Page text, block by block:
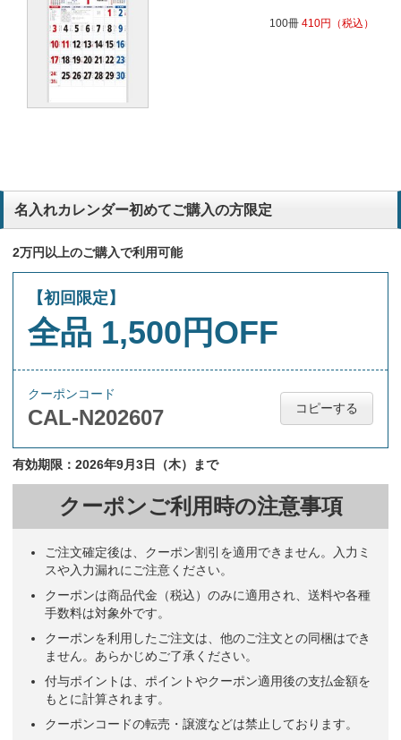
100冊 410円 （税込）
名入れカレンダー初めてご購入の方限定
2万円以上のご購入で利用可能
【初回限定】
全品 1,500円OFF
クーポンコード
CAL-N202607 コピーする
有効期限：2026年9月3日（木）まで
クーポンご利用時の注意事項
ご注文確定後は、クーポン割引を適用できません。入力ミ
スや入力漏れにご注意ください。
クーポンは商品代金（税込）のみに適用され、送料や各種
手数料は対象外です。
クーポンを利用したご注文は、他のご注文との同梱はでき
ません。あらかじめご了承ください。
付与ポイントは、ポイントやクーポン適用後の支払金額を
もとに計算されます。
クーポンコードの転売・譲渡などは禁止しております。